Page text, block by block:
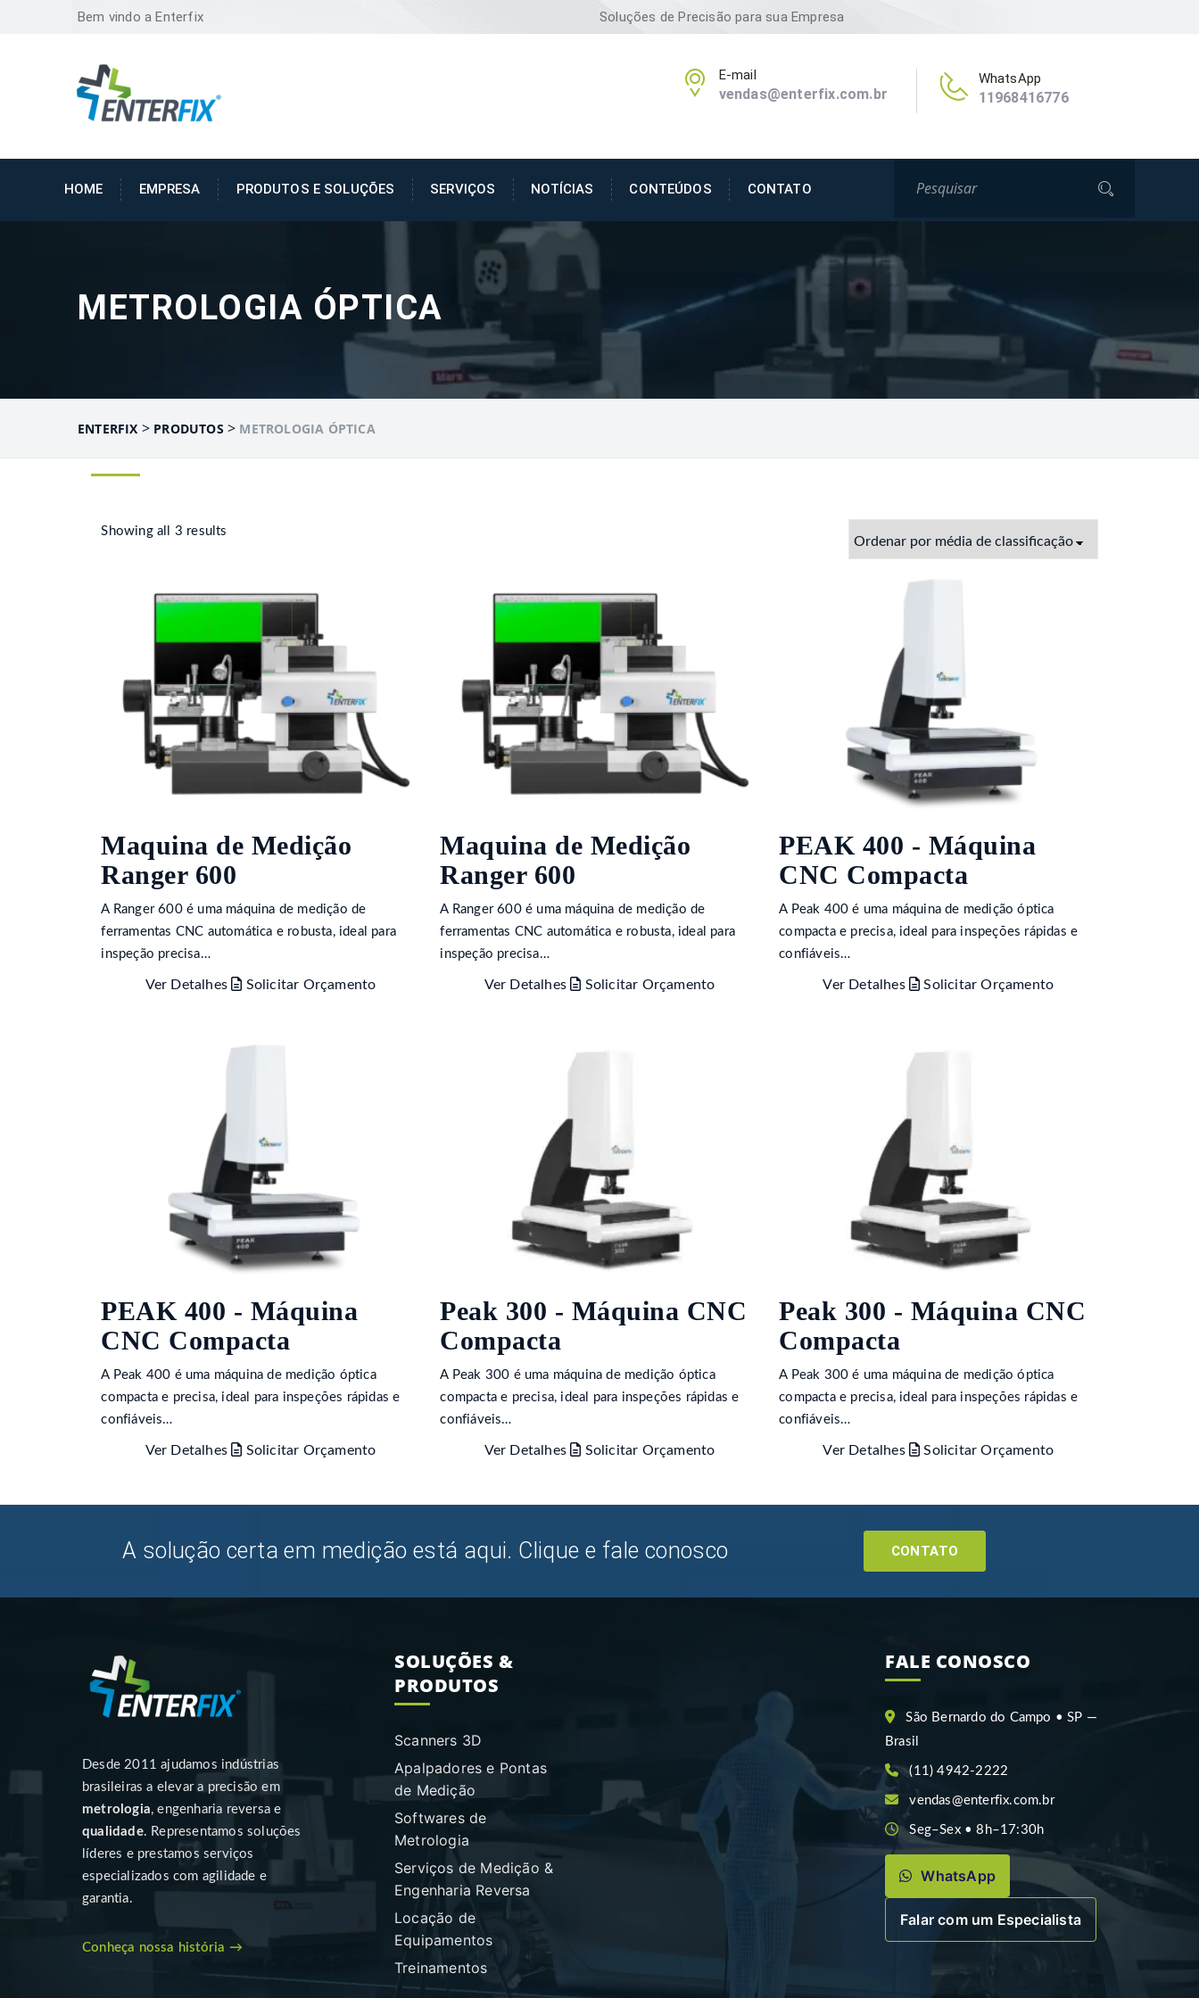
Bem vindo a Enterfix Soluções de Precisão para sua Empresa
E-mail
vendas@enterfix.com.br
WhatsApp
11968416776
HOME EMPRESA PRODUTOS E SOLUÇÕES SERVIÇOS NOTÍCIAS CONTEÚDOS CONTATO
METROLOGIA ÓPTICA
ENTERFIX > PRODUTOS > METROLOGIA ÓPTICA
Showing all 3 results
Maquina de Medição
Ranger 600
A Ranger 600 é uma máquina de medição de
ferramentas CNC automática e robusta, ideal para
inspeção precisa…
Ver Detalhes Solicitar Orçamento
Maquina de Medição
Ranger 600
A Ranger 600 é uma máquina de medição de
ferramentas CNC automática e robusta, ideal para
inspeção precisa…
Ver Detalhes Solicitar Orçamento
PEAK 400 - Máquina
CNC Compacta
A Peak 400 é uma máquina de medição óptica
compacta e precisa, ideal para inspeções rápidas e
confiáveis…
Ver Detalhes Solicitar Orçamento
PEAK 400 - Máquina
CNC Compacta
A Peak 400 é uma máquina de medição óptica
compacta e precisa, ideal para inspeções rápidas e
confiáveis…
Ver Detalhes Solicitar Orçamento
Peak 300 - Máquina CNC
Compacta
A Peak 300 é uma máquina de medição óptica
compacta e precisa, ideal para inspeções rápidas e
confiáveis…
Ver Detalhes Solicitar Orçamento
Peak 300 - Máquina CNC
Compacta
A Peak 300 é uma máquina de medição óptica
compacta e precisa, ideal para inspeções rápidas e
confiáveis…
Ver Detalhes Solicitar Orçamento
A solução certa em medição está aqui. Clique e fale conosco CONTATO
Desde 2011 ajudamos indústrias
brasileiras a elevar a precisão em
metrologia, engenharia reversa e
qualidade. Representamos soluções
líderes e prestamos serviços
especializados com agilidade e
garantia.
Conheça nossa história →
SOLUÇÕES &
PRODUTOS
Scanners 3D
Apalpadores e Pontas
de Medição
Softwares de
Metrologia
Serviços de Medição &
Engenharia Reversa
Locação de
Equipamentos
Treinamentos
FALE CONOSCO
São Bernardo do Campo • SP —
Brasil
(11) 4942-2222
vendas@enterfix.com.br
Seg–Sex • 8h–17:30h
WhatsApp
Falar com um Especialista